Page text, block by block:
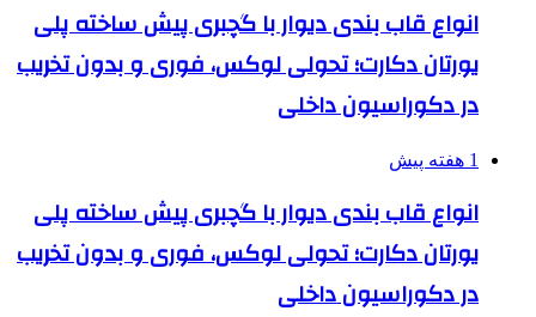
انواع قاب بندی دیوار با گچبری پیش ساخته پلی
یورتان دکارت؛ تحولی لوکس، فوری و بدون تخریب
در دکوراسیون داخلی
1 هفته پیش
انواع قاب بندی دیوار با گچبری پیش ساخته پلی
یورتان دکارت؛ تحولی لوکس، فوری و بدون تخریب
در دکوراسیون داخلی